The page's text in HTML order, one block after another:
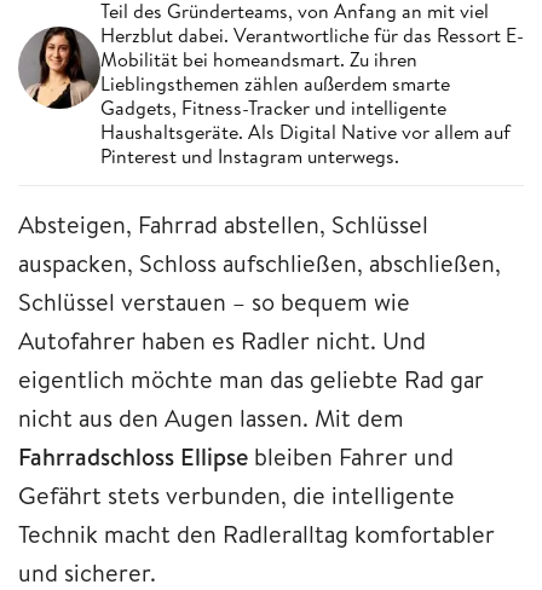
Teil des Gründerteams, von Anfang an mit viel
Herzblut dabei. Verantwortliche für das Ressort E-
Mobilität bei homeandsmart. Zu ihren
Lieblingsthemen zählen außerdem smarte
Gadgets, Fitness-Tracker und intelligente
Haushaltsgeräte. Als Digital Native vor allem auf
Pinterest und Instagram unterwegs.
Absteigen, Fahrrad abstellen, Schlüssel
auspacken, Schloss aufschließen, abschließen,
Schlüssel verstauen – so bequem wie
Autofahrer haben es Radler nicht. Und
eigentlich möchte man das geliebte Rad gar
nicht aus den Augen lassen. Mit dem
Fahrradschloss Ellipse bleiben Fahrer und
Gefährt stets verbunden, die intelligente
Technik macht den Radleralltag komfortabler
und sicherer.